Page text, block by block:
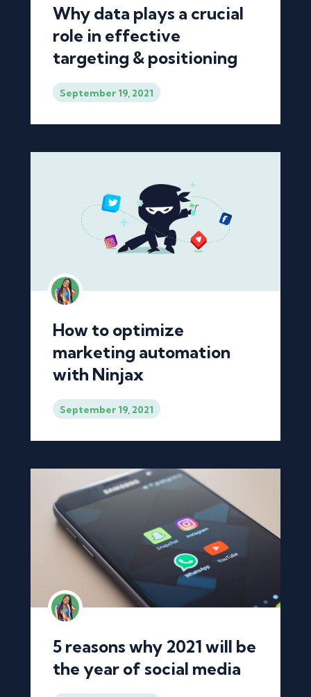
Why data plays a crucial
role in effective
targeting & positioning
September 19, 2021
How to optimize
marketing automation
with Ninjax
September 19, 2021
5 reasons why 2021 will be
the year of social media